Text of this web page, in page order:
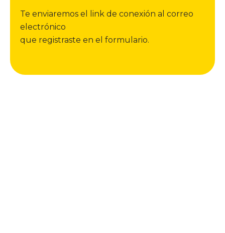
Te enviaremos el link de conexión al correo
electrónico
que registraste en el formulario.